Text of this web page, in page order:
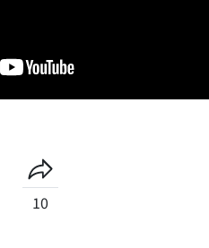
10